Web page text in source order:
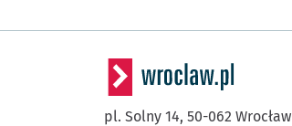
pl. Solny 14, 50-062 Wrocław